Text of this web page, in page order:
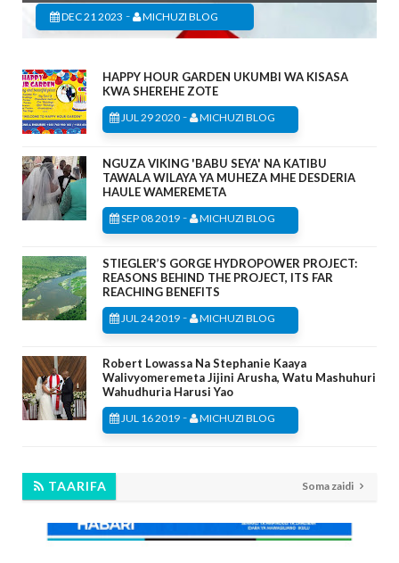
DEC 21 2023 - MICHUZI BLOG
HAPPY HOUR GARDEN UKUMBI WA KISASA
KWA SHEREHE ZOTE
JUL 29 2020 - MICHUZI BLOG
NGUZA VIKING 'BABU SEYA' NA KATIBU
TAWALA WILAYA YA MUHEZA MHE DESDERIA
HAULE WAMEREMETA
SEP 08 2019 - MICHUZI BLOG
STIEGLER’S GORGE HYDROPOWER PROJECT:
REASONS BEHIND THE PROJECT, ITS FAR
REACHING BENEFITS
JUL 24 2019 - MICHUZI BLOG
Robert Lowassa Na Stephanie Kaaya
Walivyomeremeta Jijini Arusha, Watu Mashuhuri
Wahudhuria Harusi Yao
JUL 16 2019 - MICHUZI BLOG
TAARIFA Soma zaidi